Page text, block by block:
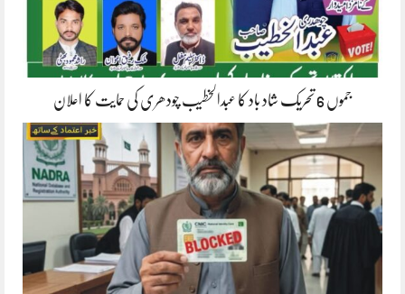
جموں 6 تحریک شاد باد کا عبدالخطیب چودھری کی حمایت کا اعلان